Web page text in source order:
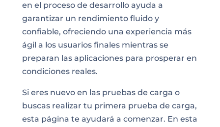
en el proceso de desarrollo ayuda a
garantizar un rendimiento fluido y
confiable, ofreciendo una experiencia más
ágil a los usuarios finales mientras se
preparan las aplicaciones para prosperar en
condiciones reales.
Si eres nuevo en las pruebas de carga o
buscas realizar tu primera prueba de carga,
esta página te ayudará a comenzar. En esta